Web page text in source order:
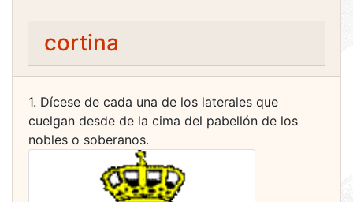
cortina
1. Dícese de cada una de los laterales que
cuelgan desde de la cima del pabellón de los
nobles o soberanos.